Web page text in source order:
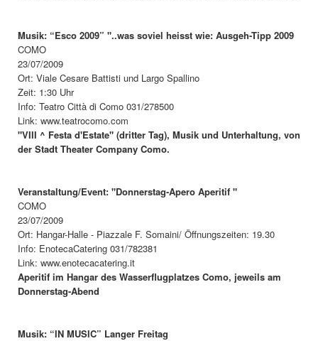
Musik: “Esco 2009” "..was soviel heisst wie: Ausgeh-Tipp 2009
COMO
23/07/2009
Ort: Viale Cesare Battisti und Largo Spallino
Zeit: 1:30 Uhr
Info: Teatro Città di Como 031/278500
Link: www.teatrocomo.com
"VIII ^ Festa d'Estate" (dritter Tag), Musik und Unterhaltung, von
der Stadt Theater Company Como.
Veranstaltung/Event: "Donnerstag-Apero Aperitif "
COMO
23/07/2009
Ort: Hangar-Halle - Piazzale F. Somaini/ Öffnungszeiten: 19.30
Info: EnotecaCatering 031/782381
Link: www.enotecacatering.it
Aperitif im Hangar des Wasserflugplatzes Como, jeweils am
Donnerstag-Abend
Musik: “IN MUSIC” Langer Freitag